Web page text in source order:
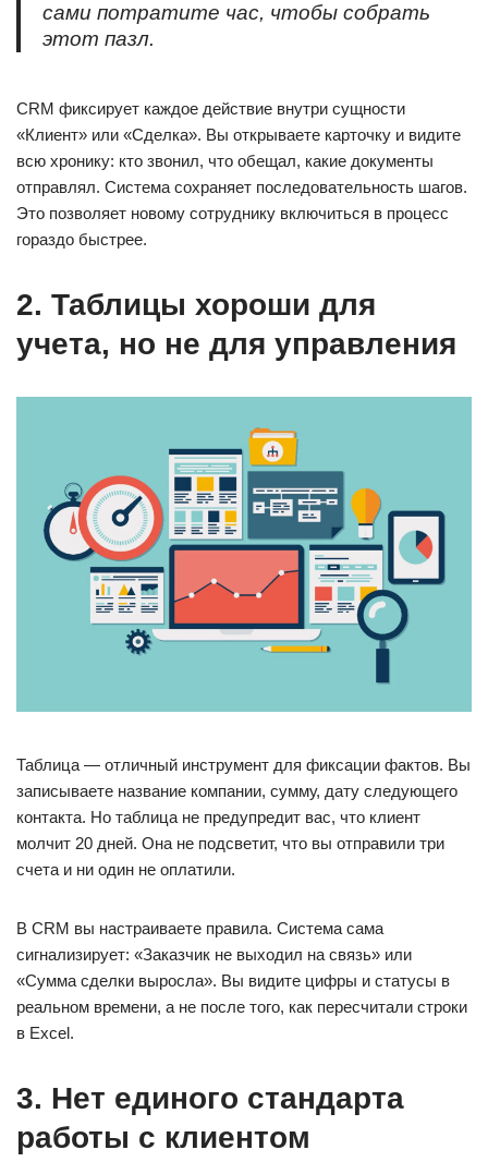
сами потратите час, чтобы собрать
этот пазл.
CRM фиксирует каждое действие внутри сущности
«Клиент» или «Сделка». Вы открываете карточку и видите
всю хронику: кто звонил, что обещал, какие документы
отправлял. Система сохраняет последовательность шагов.
Это позволяет новому сотруднику включиться в процесс
гораздо быстрее.
2. Таблицы хороши для
учета, но не для управления
Таблица — отличный инструмент для фиксации фактов. Вы
записываете название компании, сумму, дату следующего
контакта. Но таблица не предупредит вас, что клиент
молчит 20 дней. Она не подсветит, что вы отправили три
счета и ни один не оплатили.
В CRM вы настраиваете правила. Система сама
сигнализирует: «Заказчик не выходил на связь» или
«Сумма сделки выросла». Вы видите цифры и статусы в
реальном времени, а не после того, как пересчитали строки
в Excel.
3. Нет единого стандарта
работы с клиентом